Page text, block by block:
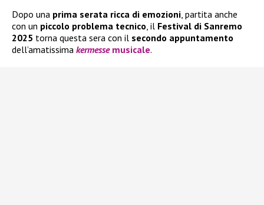
Dopo una prima serata ricca di emozioni, partita anche
con un piccolo problema tecnico, il Festival di Sanremo
2025 torna questa sera con il secondo appuntamento
dell’amatissima kermessemusicale.